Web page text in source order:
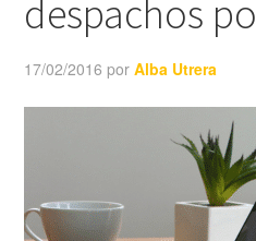
despachos
17/02/2016 porAlba Utrera